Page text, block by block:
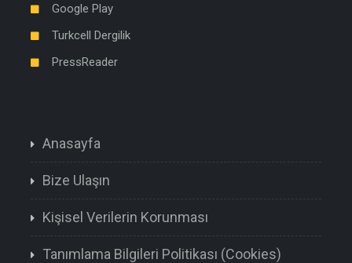
Google Play
Turkcell Dergilik
PressReader
Anasayfa
Bize Ulaşın
Kişisel Verilerin Korunması
Tanımlama Bilgileri Politikası (Cookies)